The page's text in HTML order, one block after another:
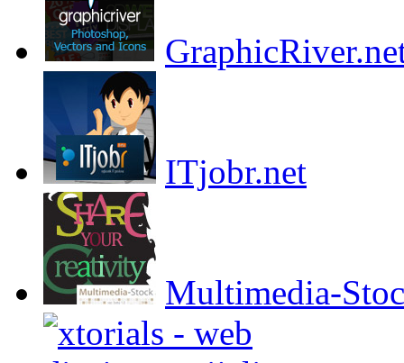
ITjobr.net
Multimedia-